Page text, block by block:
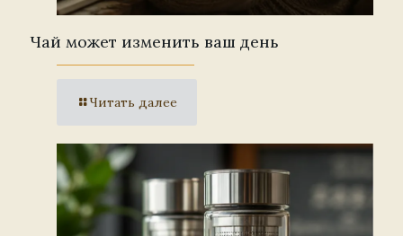
Чай может изменить ваш день
Читать далее